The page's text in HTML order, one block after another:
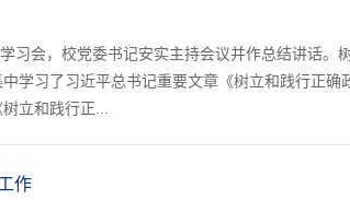
习会，校党委书记安实主持会议并作总结讲话
学习了习近平总书记重要文章《树立和践行正
立和践行正...
作